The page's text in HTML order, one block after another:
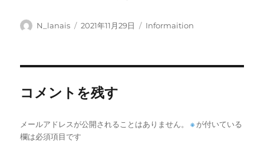
投
N_lanais
投
2021年11月29日
カ
Informaition
コメントを残す
メールアドレスが公開されることはありません。 ※ が付いている
欄は必須項目です